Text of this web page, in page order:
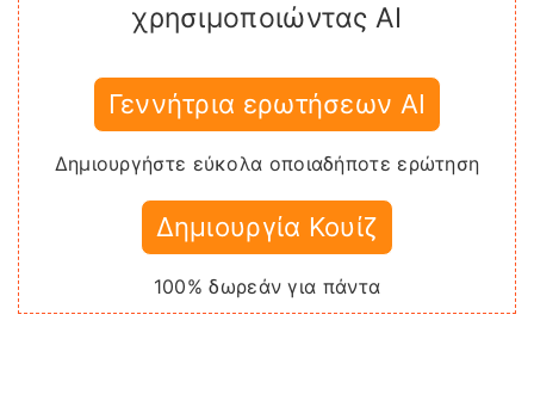
χρησιμοποιώντας AI
Γεννήτρια ερωτήσεων AI
Δημιουργήστε εύκολα οποιαδήποτε ερώτηση
Δημιουργία Κουίζ
100% δωρεάν για πάντα